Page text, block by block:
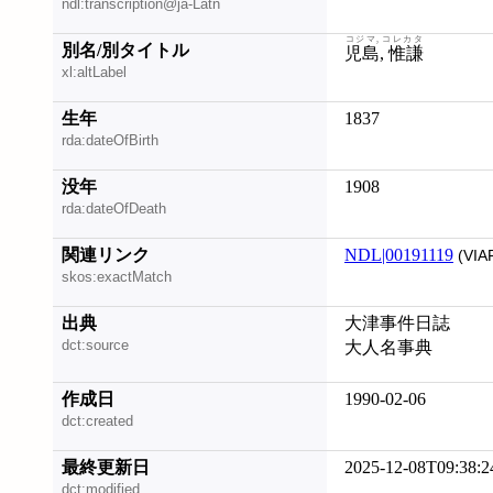
ndl:transcription@ja-Latn
別名/別タイトル
xl:altLabel
児島, 惟謙
コジマ, コレカタ
生年
rda:dateOfBirth
1837
没年
rda:dateOfDeath
1908
関連リンク
skos:exactMatch
NDL|00191119
出典
dct:source
大津事件日誌
大人名事典
作成日
dct:created
1990-02-06
最終更新日
dct:modified
2025-12-